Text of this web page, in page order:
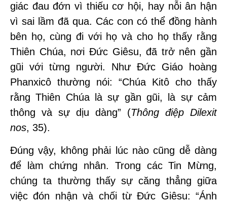
giác đau đớn vì thiếu cơ hội, hay nỗi ân hận
vì sai lầm đã qua. Các con có thể đồng hành
bên họ, cùng đi với họ và cho họ thấy rằng
Thiên Chúa, nơi Đức Giêsu, đã trở nên gần
gũi với từng người. Như Đức Giáo hoàng
Phanxicô thường nói: “Chúa Kitô cho thấy
rằng Thiên Chúa là sự gần gũi, là sự cảm
thông và sự dịu dàng” (Thông điệp Dilexit
nos, 35).
Đúng vậy, không phải lúc nào cũng dễ dàng
để làm chứng nhân. Trong các Tin Mừng,
chúng ta thường thấy sự căng thẳng giữa
việc đón nhận và chối từ Đức Giêsu: “Ánh